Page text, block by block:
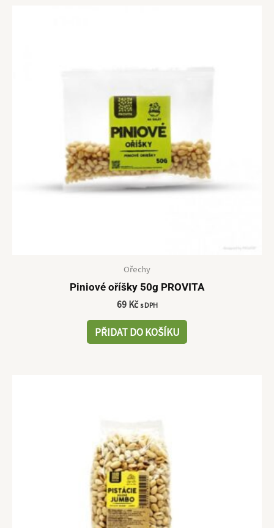
Ořechy
Piniové oříšky 50g PROVITA
69 Kč s DPH
PŘIDAT DO KOŠÍKU